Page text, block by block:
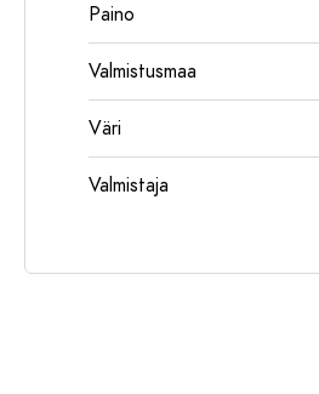
Paino
Valmistusmaa
Väri
Valmistaja